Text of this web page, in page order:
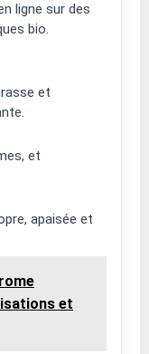
ligne sur des
bio.
et
et
apaisée et
et